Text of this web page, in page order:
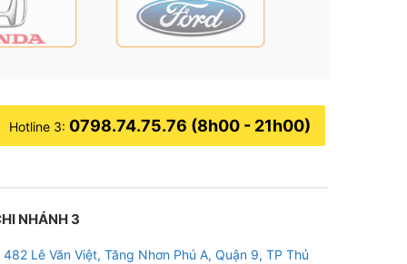
Hotline 3: 0798.74.75.76 (8h00 - 21h00)
NHÁNH 3
482 Lê Văn Việt, Tăng Nhơn Phú A, Quận 9, TP Thủ